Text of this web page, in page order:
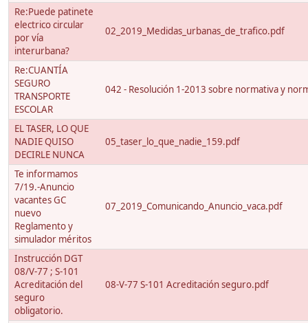
Re:Puede patinete
electrico circular
por vía
interurbana?
02_2019_Medidas_urbanas_de_trafico.pdf
Re:CUANTÍA
SEGURO
TRANSPORTE
ESCOLAR
042 - Resolución 1-2013 sobre normativa y
EL TASER, LO QUE
NADIE QUISO
DECIRLE NUNCA
05_taser_lo_que_nadie_159.pdf
Te informamos
7/19.-Anuncio
vacantes GC
nuevo
Reglamento y
simulador méritos
07_2019_Comunicando_Anuncio_vaca.pdf
Instrucción DGT
08/V-77 ; S-101
Acreditación del
seguro
obligatorio.
08-V-77 S-101 Acreditación seguro.pdf